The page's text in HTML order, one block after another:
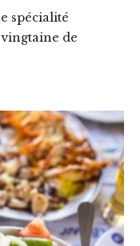
spécialité
de